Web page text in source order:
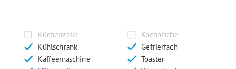
Küchenzeile
Kochnische
Kühlschrank
Gefrierfach
Kaffeemaschine
Toaster